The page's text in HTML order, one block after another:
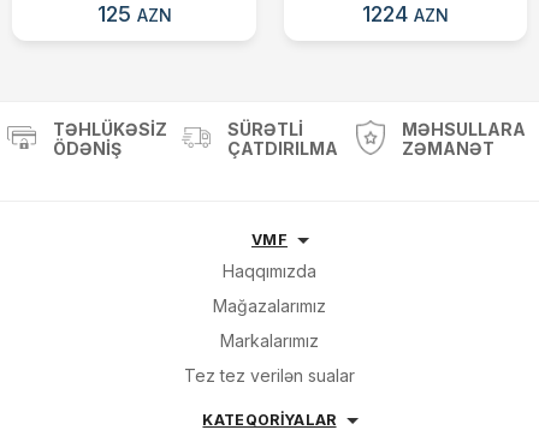
125 AZN 1224AZN
TƏHLÜKƏSIZ
ÖDƏNIŞ
SÜRƏTLI
ÇATDIRILMA
MƏHSULLARA
ZƏMANƏT
VMF
Haqqımızda
Mağazalarımız
Markalarımız
Tez tez verilən sualar
KATEQORİYALAR